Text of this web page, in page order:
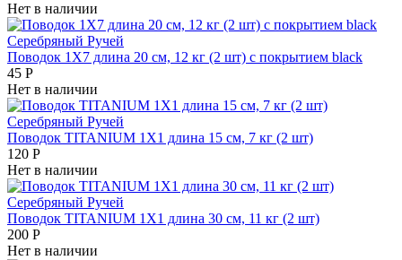
Нет в наличии
Серебряный Ручей
Поводок 1Х7 длина 20 см, 12 кг (2 шт) с покрытием black
45 Р
Нет в наличии
Серебряный Ручей
Поводок TITANIUM 1Х1 длина 15 см, 7 кг (2 шт)
120 Р
Нет в наличии
Серебряный Ручей
Поводок TITANIUM 1Х1 длина 30 см, 11 кг (2 шт)
200 Р
Нет в наличии